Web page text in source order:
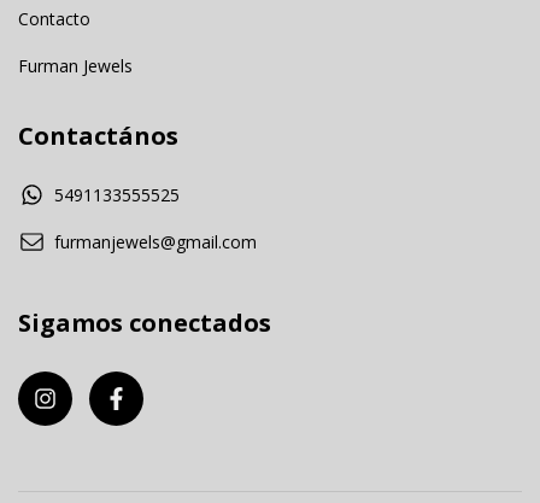
Contacto
Furman Jewels
Contactános
5491133555525
furmanjewels@gmail.com
Sigamos conectados